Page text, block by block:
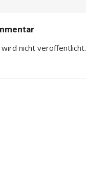
nicht veröffentlicht.